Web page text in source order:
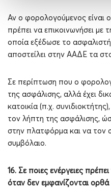
Αν ο φορολογούμενος είναι
πρέπει να επικοινωνήσει με
οποία εξέδωσε το
αποστείλει στην ΑΑΔΕ τα
Σε περίπτωση που ο
της ασφάλισης, αλλά έχει
κατοικία (π.χ.
τον λήπτη της ασφάλισης,
στην πλατφόρμα και να τον
συμβόλαιο.
16. Σε ποιες ενέργειες
όταν δεν εμφανίζονται ορθά